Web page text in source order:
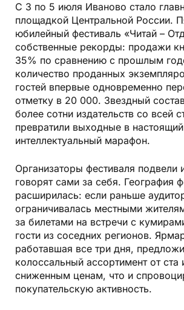
С 3 по 5 июля Иваново стало
площадкой Центральной России.
юбилейный фестиваль «Читай –
собственные рекорды: продажи
35% по сравнению с прошлым
количество проданных
гостей впервые одновременно
отметку в 20 000. Звездный
более сотни издательств со всей
превратили выходные в настоящий
интеллектуальный марафон.
Организаторы фестиваля подвели
говорят сами за себя. География
расширилась: если раньше
ограничивалась местными
за билетами на встречи с
гости из соседних регионов.
работавшая все три дня,
колоссальный ассортимент от ста
сниженным ценам, что и
покупательскую активность.